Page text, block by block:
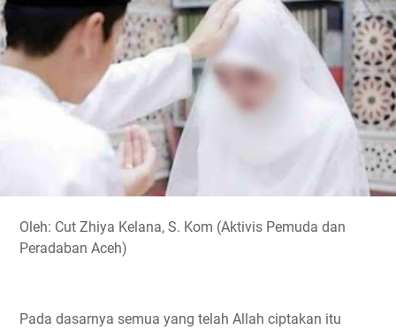
r
p
p
a
m
n
k
Oleh: Cut Zhiya Kelana, S. Kom (Aktivis Pemuda dan
Peradaban Aceh)
Pada dasarnya semua yang telah Allah ciptakan itu